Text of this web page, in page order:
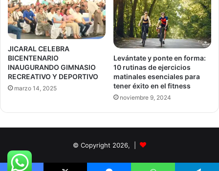
JICARAL CELEBRA
BICENTENARIO
INAUGURANDO GIMNASIO
RECREATIVO Y DEPORTIVO
marzo 14, 2025
Levántate y ponte en forma:
10 rutinas de ejercicios
matinales esenciales para
tener éxito en el fitness
noviembre 9, 2024
© Copyright 2026, |